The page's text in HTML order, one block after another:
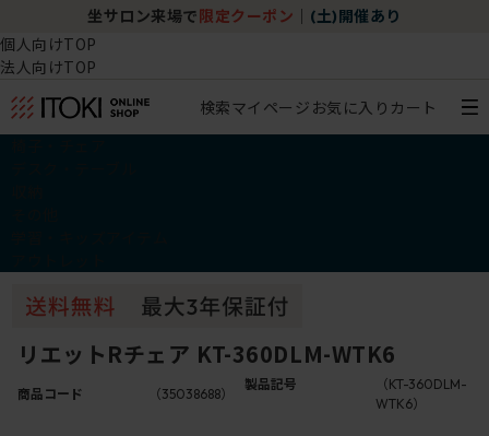
坐サロン来場で 限定クーポン (土)開催あり
個人向けTOP
法人向けTOP
検索マイページ お気に入り カート
リエットRチェア KT-360DLM-WTK6
商品コード （35038688）
製品記号
（KT-360DLM-
WTK6）